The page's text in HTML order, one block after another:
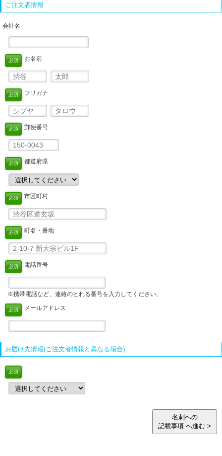
ご注文者情報
会社名
必須 お名前
必須 フリガナ
必須 郵便番号
必須 都道府県
必須 市区町村
必須 町名・番地
必須 電話番号
※携帯電話など、連絡のとれる番号を入力してください。
必須 メールアドレス
お届け先情報(ご注文者情報と異なる場合)
必須
名刺への
記載事項 へ進む >